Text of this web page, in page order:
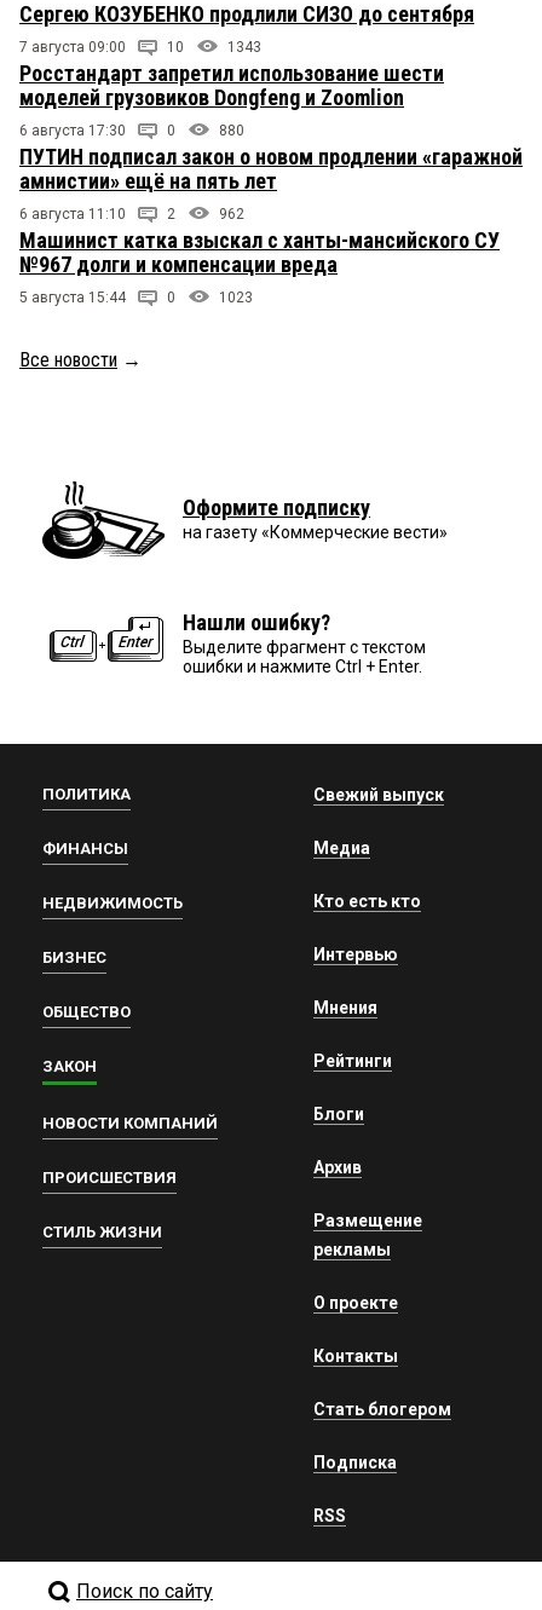
Сергею КОЗУБЕНКО продлили СИЗО до сентября
7 августа 09:00 10 1343
Росстандарт запретил использование шести
моделей грузовиков Dongfeng и Zoomlion
6 августа 17:30 0 880
ПУТИН подписал закон о новом продлении «гаражной
амнистии» ещё на пять лет
6 августа 11:10 2 962
Машинист катка взыскал с ханты-мансийского СУ
№967 долги и компенсации вреда
5 августа 15:44 0 1023
Все новости →
Оформите подписку
на газету «Коммерческие вести»
Нашли ошибку?
Выделите фрагмент с текстом
ошибки и нажмите Ctrl + Enter.
ПОЛИТИКА
ФИНАНСЫ
НЕДВИЖИМОСТЬ
БИЗНЕС
ОБЩЕСТВО
ЗАКОН
НОВОСТИ КОМПАНИЙ
ПРОИСШЕСТВИЯ
СТИЛЬ ЖИЗНИ
Свежий выпуск
Медиа
Кто есть кто
Интервью
Мнения
Рейтинги
Блоги
Архив
Размещение
рекламы
О проекте
Контакты
Стать блогером
Подписка
RSS
Поиск по сайту